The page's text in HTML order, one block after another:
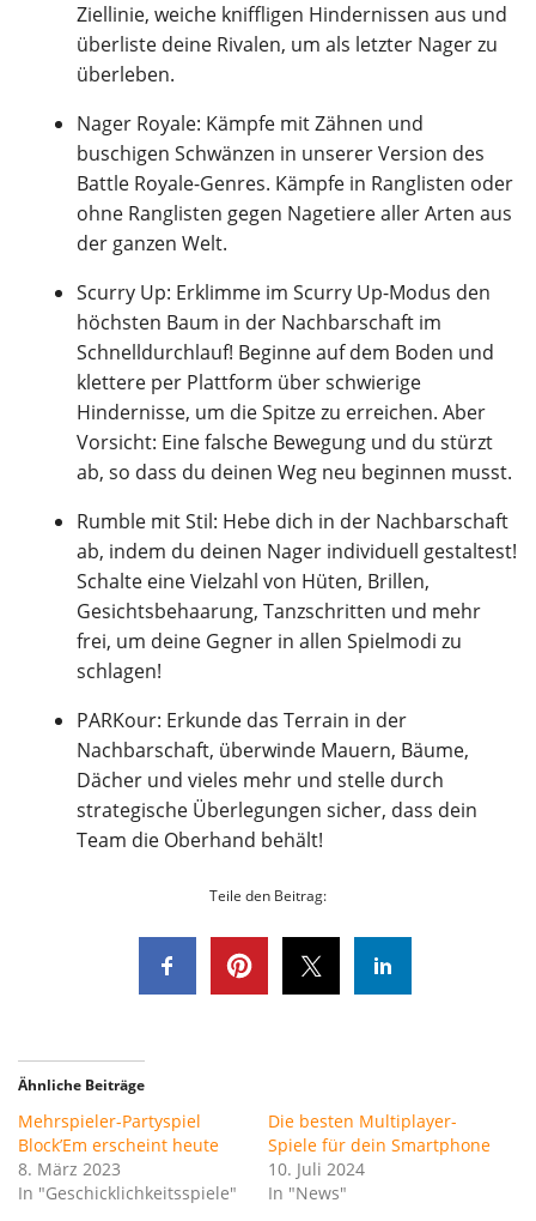
Ziellinie, weiche kniffligen Hindernissen aus und
überliste deine Rivalen, um als letzter Nager zu
überleben.
Nager Royale: Kämpfe mit Zähnen und
buschigen Schwänzen in unserer Version des
Battle Royale-Genres. Kämpfe in Ranglisten oder
ohne Ranglisten gegen Nagetiere aller Arten aus
der ganzen Welt.
Scurry Up: Erklimme im Scurry Up-Modus den
höchsten Baum in der Nachbarschaft im
Schnelldurchlauf! Beginne auf dem Boden und
klettere per Plattform über schwierige
Hindernisse, um die Spitze zu erreichen. Aber
Vorsicht: Eine falsche Bewegung und du stürzt
ab, so dass du deinen Weg neu beginnen musst.
Rumble mit Stil: Hebe dich in der Nachbarschaft
ab, indem du deinen Nager individuell gestaltest!
Schalte eine Vielzahl von Hüten, Brillen,
Gesichtsbehaarung, Tanzschritten und mehr
frei, um deine Gegner in allen Spielmodi zu
schlagen!
PARKour: Erkunde das Terrain in der
Nachbarschaft, überwinde Mauern, Bäume,
Dächer und vieles mehr und stelle durch
strategische Überlegungen sicher, dass dein
Team die Oberhand behält!
Teile den Beitrag:
Ähnliche Beiträge
Mehrspieler-Partyspiel
Block’Em erscheint heute
8. März 2023
In "Geschicklichkeitsspiele"
Die besten Multiplayer-
Spiele für dein Smartphone
10. Juli 2024
In "News"